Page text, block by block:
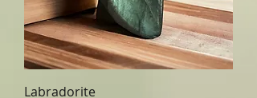
Labradorite